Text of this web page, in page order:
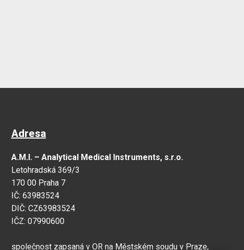
Adresa
A.M.I. – Analytical Medical Instruments, s.r.o.
Letohradská 369/3
170 00 Praha 7
IČ: 63983524
DIČ: CZ63983524
IČZ: 07990600
společnost zapsaná v OR na Městském soudu v Praze,